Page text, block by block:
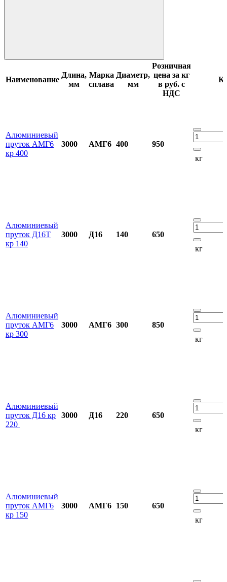
Наименование
Длина,
мм
Марка
сплава
Диаметр,
мм
Розничная
цена за кг
в руб. с
НДС
Алюминиевый
пруток АМГ6
кр 400
3000 АМГ6 400
950
кг
Алюминиевый
пруток Д16Т
кр 140
3000 Д16 140
650
кг
Алюминиевый
пруток АМГ6
кр 300
3000 АМГ6 300
850
кг
Алюминиевый
пруток Д16 кр
220
3000 Д16 220
650
кг
Алюминиевый
пруток АМГ6
кр 150
3000 АМГ6 150
650
кг